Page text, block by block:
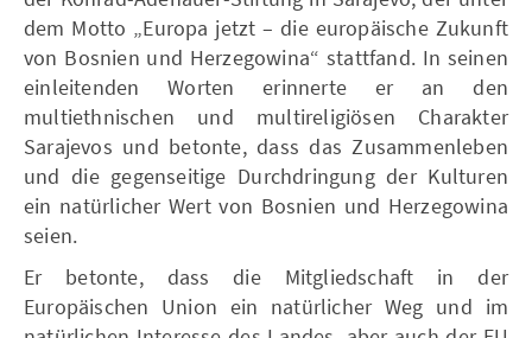
dem Motto „Europa jetzt – die europäische Zukunft
von Bosnien und Herzegowina“ stattfand. In seinen
einleitenden Worten erinnerte er an den
multiethnischen und multireligiösen Charakter
Sarajevos und betonte, dass das Zusammenleben
und die gegenseitige Durchdringung der Kulturen
ein natürlicher Wert von Bosnien und Herzegowina
seien.
Er betonte, dass die Mitgliedschaft in der
Europäischen Union ein natürlicher Weg und im